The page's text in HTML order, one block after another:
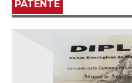
PATENTE